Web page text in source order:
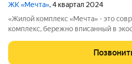
ЖК «Мечта», 4 квартал 2024
«Жилой комплекс «Мечта» - это
комплекс, бережно вписанный в
Пятилетки. Находясь в 10-ти
крупнейших мегаполисов юга